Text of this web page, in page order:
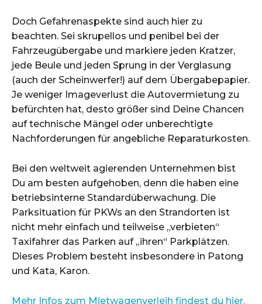
Doch Gefahrenaspekte sind auch hier zu
beachten. Sei skrupellos und penibel bei der
Fahrzeugübergabe und markiere jeden Kratzer,
jede Beule und jeden Sprung in der Verglasung
(auch der Scheinwerfer!) auf dem Übergabepapier.
Je weniger Imageverlust die Autovermietung zu
befürchten hat, desto größer sind Deine Chancen
auf technische Mängel oder unberechtigte
Nachforderungen für angebliche Reparaturkosten.
Bei den weltweit agierenden Unternehmen bist
Du am besten aufgehoben, denn die haben eine
betriebsinterne Standardüberwachung. Die
Parksituation für PKWs an den Strandorten ist
nicht mehr einfach und teilweise „verbieten“
Taxifahrer das Parken auf „ihren“ Parkplätzen.
Dieses Problem besteht insbesondere in Patong
und Kata, Karon.
Mehr Infos zum Mietwagenverleih findest du hier.